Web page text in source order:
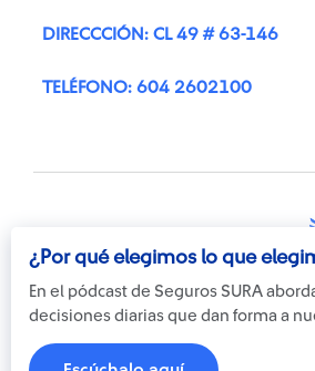
¿Por qué elegimos lo que
En el pódcast de Seguros SURA
decisiones diarias que dan forma a
DIRECCCIÓN: CL 49 # 63-146
TELÉFONO: 604 2602100
© Copyright Suramericana S.A.
2026